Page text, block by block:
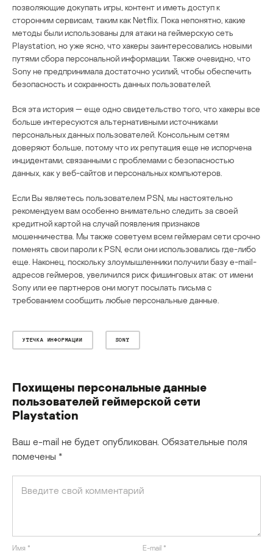
позволяющие докупать игры, контент и иметь доступ к
сторонним сервисам, таким как Netflix. Пока непонятно, какие
методы были использованы для атаки на геймерскую сеть
Playstation, но уже ясно, что хакеры заинтересовались новыми
путями сбора персональной информации. Также очевидно, что
Sony не предпринимала достаточно усилий, чтобы обеспечить
безопасность и сохранность данных пользователей.
Вся эта история — еще одно свидетельство того, что хакеры все
больше интересуются альтернативными источниками
персональных данных пользователей. Консольным сетям
доверяют больше, потому что их репутация еще не испорчена
инцидентами, связанными с проблемами с безопасностью
данных, как у веб-сайтов и персональных компьютеров.
Если Вы являетесь пользователем PSN, мы настоятельно
рекомендуем вам особенно внимательно следить за своей
кредитной картой на случай появления признаков
мошенничества. Мы также советуем всем геймерам сети срочно
поменять свои пароли к PSN, если они использовались где-либо
еще. Наконец, поскольку злоумышленники получили базу e-mail-
адресов геймеров, увеличился риск фишинговых атак: от имени
Sony или ее партнеров они могут посылать письма с
требованием сообщить любые персональные данные.
УТЕЧКА ИНФОРМАЦИИ SONY
Похищены персональные данные
пользователей геймерской сети
Playstation
Ваш e-mail не будет опубликован. Обязательные поля
помечены *
Имя * E-mail *